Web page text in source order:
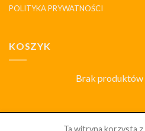
POLITYKA PRYWATNOŚCI
KOSZYK
Brak produktów
DLACZEGO MY
Ta witryna korzysta z